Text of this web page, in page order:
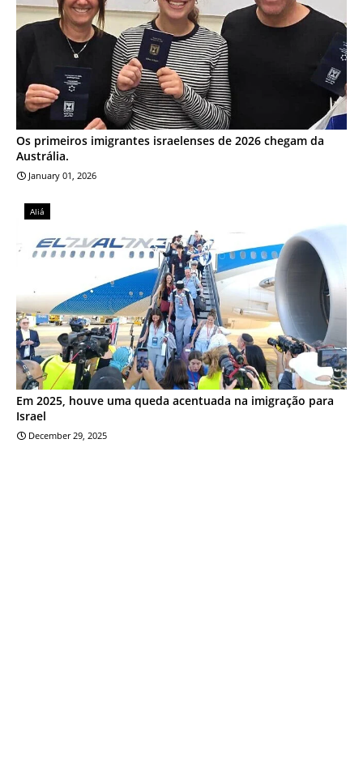
Os primeiros imigrantes israelenses de 2026 chegam da
Austrália.
January 01, 2026
Aliá
Em 2025, houve uma queda acentuada na imigração para
Israel
December 29, 2025